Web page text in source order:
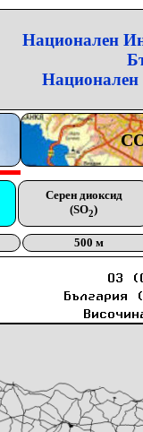
Национален
Национален
Серен диоксид
(SO2)
500 м